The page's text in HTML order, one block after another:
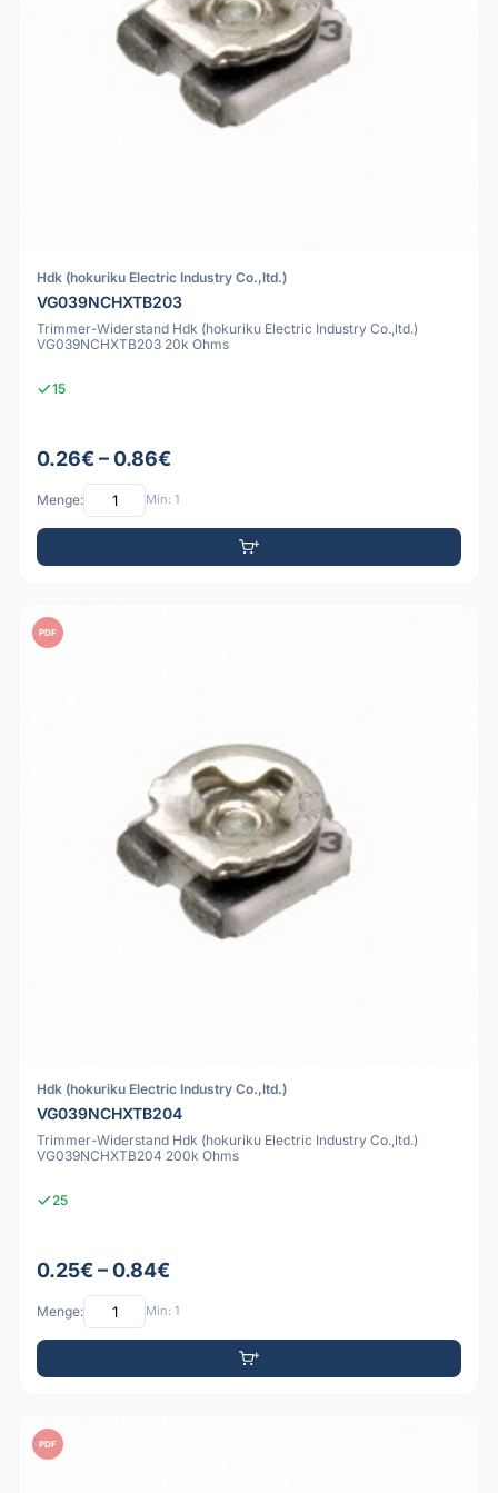
Hdk (hokuriku Electric Industry Co.,ltd.)
VG039NCHXTB203
Trimmer-Widerstand Hdk (hokuriku Electric Industry Co.,ltd.)
VG039NCHXTB203 20k Ohms
15
0.26€ – 0.86€
Menge: Min: 1
PDF
Hdk (hokuriku Electric Industry Co.,ltd.)
VG039NCHXTB204
Trimmer-Widerstand Hdk (hokuriku Electric Industry Co.,ltd.)
VG039NCHXTB204 200k Ohms
25
0.25€ – 0.84€
Menge: Min: 1
PDF